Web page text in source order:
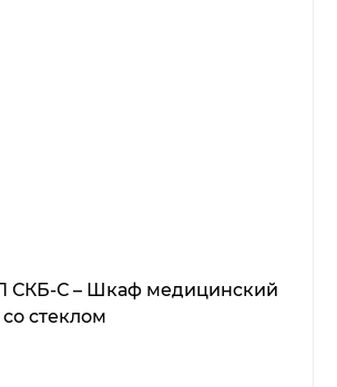
С – Шкаф медицинский
стеклом